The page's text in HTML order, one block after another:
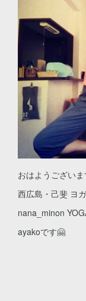
おはようござい
西広島・己斐 ヨ
nana_minon
ayakoです🤗